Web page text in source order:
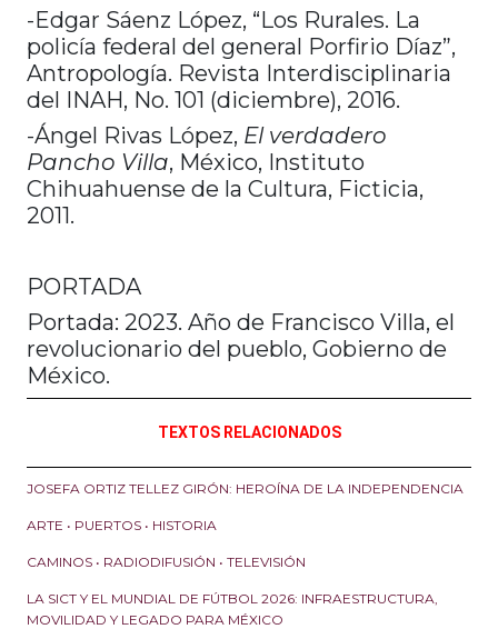
-Edgar Sáenz López, “Los Rurales. La
policía federal del general Porfirio Díaz”,
Antropología. Revista Interdisciplinaria
del INAH, No. 101 (diciembre), 2016.
-Ángel Rivas López, El verdadero
Pancho Villa, México, Instituto
Chihuahuense de la Cultura, Ficticia,
2011.
PORTADA
Portada: 2023. Año de Francisco Villa, el
revolucionario del pueblo, Gobierno de
México.
TEXTOS RELACIONADOS
JOSEFA ORTIZ TELLEZ GIRÓN: HEROÍNA DE LA INDEPENDENCIA
ARTE • PUERTOS • HISTORIA
CAMINOS • RADIODIFUSIÓN • TELEVISIÓN
LA SICT Y EL MUNDIAL DE FÚTBOL 2026: INFRAESTRUCTURA,
MOVILIDAD Y LEGADO PARA MÉXICO